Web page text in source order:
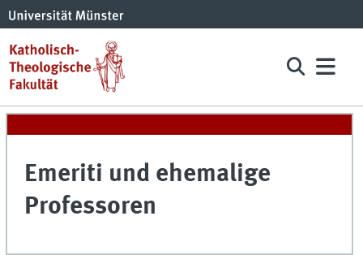
Emeriti und ehemalige
Professoren